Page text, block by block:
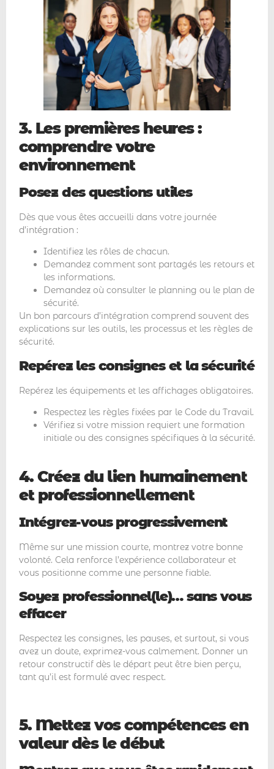
3. Les premières heures :
comprendre votre
environnement
Posez des questions utiles
Dès que vous êtes accueilli dans votre journée
d’intégration :
Identifiez les rôles de chacun.
Demandez comment sont partagés les retours et
les informations.
Demandez où consulter le planning ou le plan de
sécurité.
Un bon parcours d’intégration comprend souvent des
explications sur les outils, les processus et les règles de
sécurité.
Repérez les consignes et la sécurité
Repérez les équipements et les affichages obligatoires.
Respectez les règles fixées par le Code du Travail.
Vérifiez si votre mission requiert une formation
initiale ou des consignes spécifiques à la sécurité.
4. Créez du lien humainement
et professionnellement
Intégrez-vous progressivement
Même sur une mission courte, montrez votre bonne
volonté. Cela renforce l’expérience collaborateur et
vous positionne comme une personne fiable.
Soyez professionnel(le)… sans vous
effacer
Respectez les consignes, les pauses, et surtout, si vous
avez un doute, exprimez-vous calmement. Donner un
retour constructif dès le départ peut être bien perçu,
tant qu’il est formulé avec respect.
5. Mettez vos compétences en
valeur dès le début